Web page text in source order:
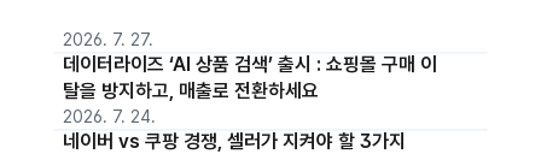
2026. 7. 27.
데이터라이즈 ‘AI 상품 검색’ 출시 : 쇼핑몰 구매 이
탈을 방지하고, 매출로 전환하세요
2026. 7. 24.
네이버 vs 쿠팡 경쟁, 셀러가 지켜야 할 3가지